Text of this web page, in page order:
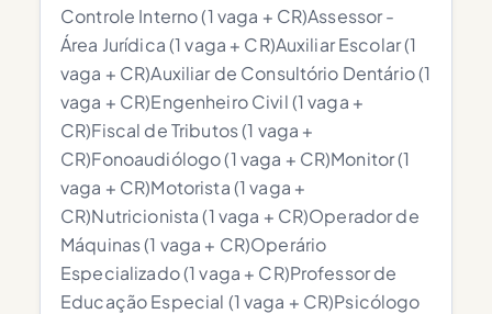
Controle Interno (1 vaga + CR)Assessor -
Área Jurídica (1 vaga + CR)Auxiliar Escolar (1
vaga + CR)Auxiliar de Consultório Dentário (1
vaga + CR)Engenheiro Civil (1 vaga +
CR)Fiscal de Tributos (1 vaga +
CR)Fonoaudiólogo (1 vaga + CR)Monitor (1
vaga + CR)Motorista (1 vaga +
CR)Nutricionista (1 vaga + CR)Operador de
Máquinas (1 vaga + CR)Operário
Especializado (1 vaga + CR)Professor de
Educação Especial (1 vaga + CR)Psicólogo